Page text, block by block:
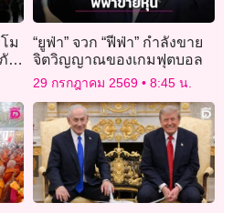
ม
ย
“ยูฟ่า” จวก “ฟีฟ่า” กำลังขาย
จิตวิญญาณของเกมฟุตบอล
29 กรกฎาคม 2569 8:45 น.